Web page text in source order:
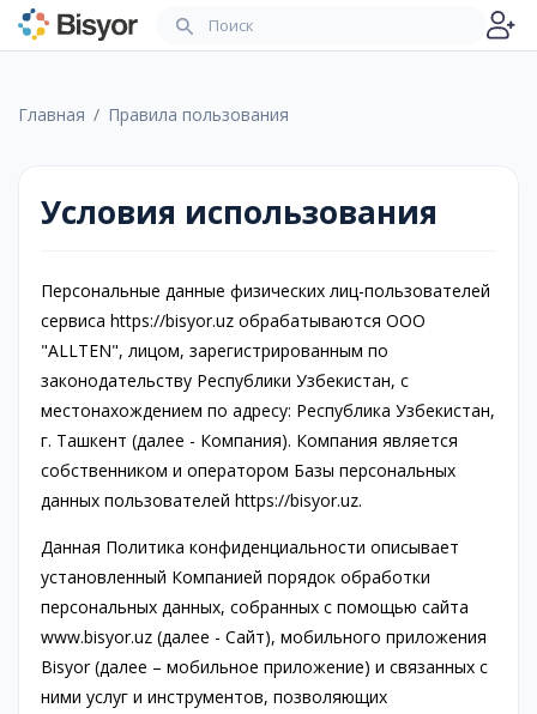
Главная Правила пользования
Условия использования
Персональные данные физических лиц-пользователей
сервиса https://bisyor.uz обрабатываются ООО
"ALLTEN", лицом, зарегистрированным по
законодательству Республики Узбекистан, с
местонахождением по адресу: Республика Узбекистан,
г. Ташкент (далее - Компания). Компания является
собственником и оператором Базы персональных
данных пользователей https://bisyor.uz.
Данная Политика конфиденциальности описывает
установленный Компанией порядок обработки
персональных данных, собранных с помощью сайта
www.bisyor.uz (далее - Сайт), мобильного приложения
Bisyor (далее – мобильное приложение) и связанных с
ними услуг и инструментов, позволяющих